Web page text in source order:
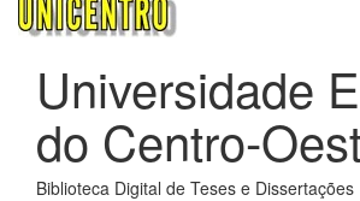
Universidade
do Centro-
Biblioteca Digital de Teses e Dissertações